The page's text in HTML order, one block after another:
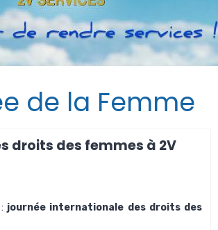
de la Femme
droits des femmes à 2V
journée internationale des droits des